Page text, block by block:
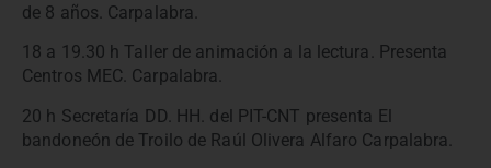
de 8 años. Carpalabra.
18 a 19.30 h Taller de animación a la lectura. Presenta
Centros MEC. Carpalabra.
20 h Secretaría DD. HH. del PIT-CNT presenta El
bandoneón de Troilo de Raúl Olivera Alfaro Carpalabra.